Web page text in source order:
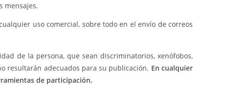
mensajes.
uso comercial, sobre todo en el envío de correos
de la persona, que sean discriminatorios, xenófobos,
resultarán adecuados para su publicación. En cualquier
de participación.